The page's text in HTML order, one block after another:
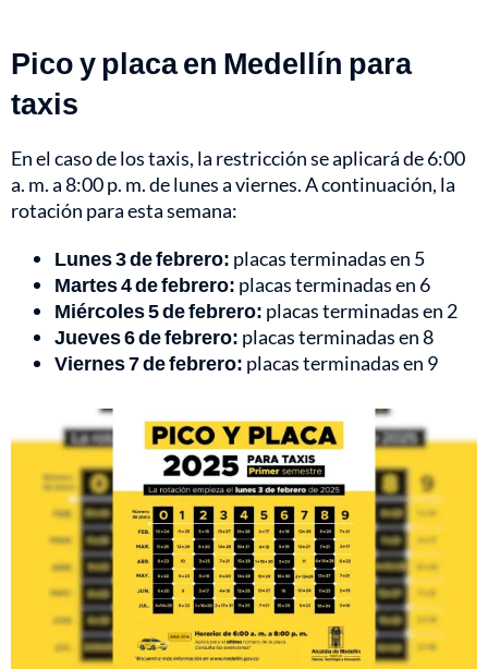
Pico y placa en Medellín para
taxis
En el caso de los taxis, la restricción se aplicará de 6:00
a. m. a 8:00 p. m. de lunes a viernes. A continuación, la
rotación para esta semana:
Lunes 3 de febrero: placas terminadas en 5
Martes 4 de febrero: placas terminadas en 6
Miércoles 5 de febrero: placas terminadas en 2
Jueves 6 de febrero: placas terminadas en 8
Viernes 7 de febrero: placas terminadas en 9